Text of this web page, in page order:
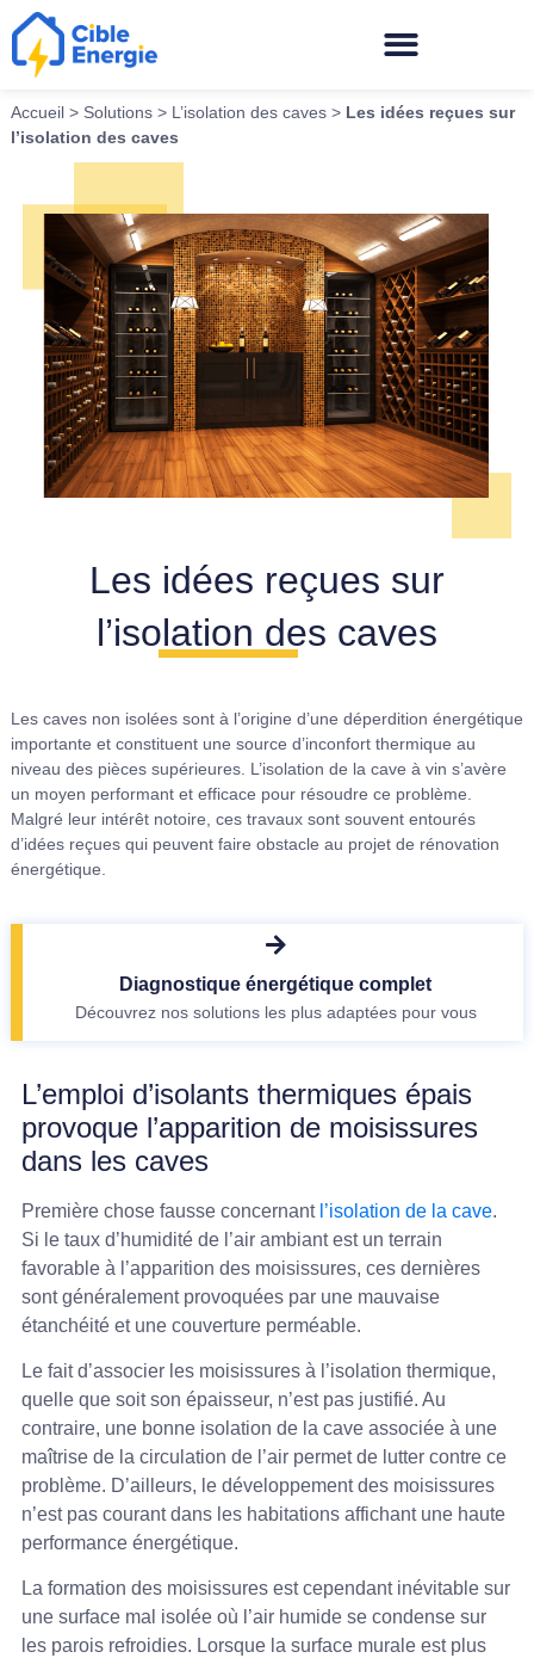
Accueil> Solutions> L’isolation des caves> Les idées reçues sur
l’isolation des caves
Les idées reçues sur
l’isolation des caves
Les caves non isolées sont à l’origine d’une déperdition énergétique
importante et constituent une source d’inconfort thermique au
niveau des pièces supérieures. L’isolation de la cave à vin s’avère
un moyen performant et efficace pour résoudre ce problème.
Malgré leur intérêt notoire, ces travaux sont souvent entourés
d’idées reçues qui peuvent faire obstacle au projet de rénovation
énergétique.
Diagnostique énergétique complet
Découvrez nos solutions les plus adaptées pour vous
L’emploi d’isolants thermiques épais
provoque l’apparition de moisissures
dans les caves
Première chose fausse concernant l’isolation de la cave.
Si le taux d’humidité de l’air ambiant est un terrain
favorable à l’apparition des moisissures, ces dernières
sont généralement provoquées par une mauvaise
étanchéité et une couverture perméable.
Le fait d’associer les moisissures à l’isolation thermique,
quelle que soit son épaisseur, n’est pas justifié. Au
contraire, une bonne isolation de la cave associée à une
maîtrise de la circulation de l’air permet de lutter contre ce
problème. D’ailleurs, le développement des moisissures
n’est pas courant dans les habitations affichant une haute
performance énergétique.
La formation des moisissures est cependant inévitable sur
une surface mal isolée où l’air humide se condense sur
les parois refroidies. Lorsque la surface murale est plus